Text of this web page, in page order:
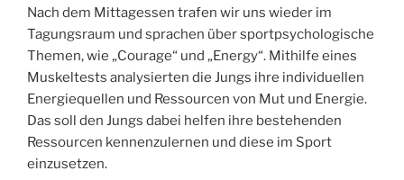
Nach dem Mittagessen trafen wir uns wieder im
Tagungsraum und sprachen über sportpsychologische
Themen, wie „Courage“ und „Energy“. Mithilfe eines
Muskeltests analysierten die Jungs ihre individuellen
Energiequellen und Ressourcen von Mut und Energie.
Das soll den Jungs dabei helfen ihre bestehenden
Ressourcen kennenzulernen und diese im Sport
einzusetzen.